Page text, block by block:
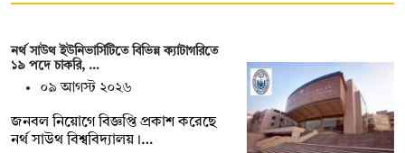
নর্থ সাউথ ইউনিভার্সিটিতে বিভিন্ন ক্যাটাগরিতে
১৯ পদে চাকরি, …
০৯ আগস্ট ২০২৬
জনবল নিয়োগে বিজ্ঞপ্তি প্রকাশ করেছে
নর্থ সাউথ বিশ্ববিদ্যালয়।…